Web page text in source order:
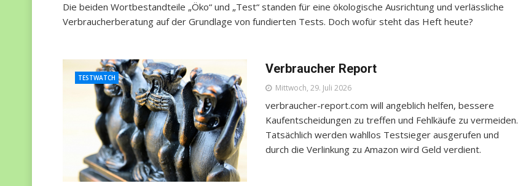
Die beiden Wortbestandteile „Öko“ und „Test“ standen für eine ökologische Ausrichtung und verlässliche
Verbraucherberatung auf der Grundlage von fundierten Tests. Doch wofür steht das Heft heute?
Verbraucher Report
TESTWATCH
Mittwoch, 29. Juli 2026
verbraucher-report.com will angeblich helfen, bessere
Kaufentscheidungen zu treffen und Fehlkäufe zu vermeiden.
Tatsächlich werden wahllos Testsieger ausgerufen und
durch die Verlinkung zu Amazon wird Geld verdient.